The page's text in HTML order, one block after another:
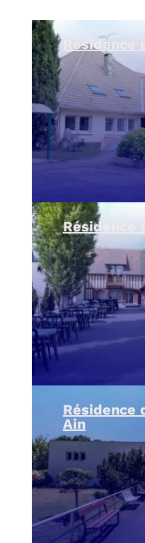
Résidence
Résidence
Résidence
Ain